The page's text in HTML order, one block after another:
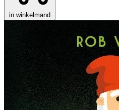
in winkelmand